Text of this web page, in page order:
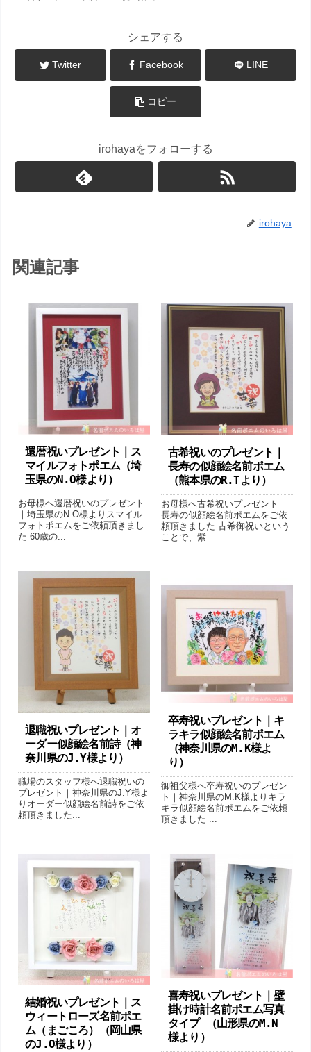
シェアする
Twitter Facebook LINE
コピー
irohayaをフォローする
irohaya
関連記事
還暦祝いプレゼント｜ス
マイルフォトポエム（埼
玉県のN.O様より ）
お母様へ還暦祝いのプレゼント
｜埼玉県のN.O様よりスマイル
フォトポエムをご依頼頂きまし
た 60歳の...
古希祝いのプレゼント｜
長寿の似顔絵名前ポエム
（熊本県のR.Tより ）
お母様へ古希祝いプレゼント｜
長寿の似顔絵名前ポエムをご依
頼頂きました 古希御祝いという
ことで、紫...
退職祝いプレゼント｜オ
ーダー似顔絵名前詩（神
奈川県のJ.Y様より ）
職場のスタッフ様へ退職祝いの
プレゼント｜神奈川県のJ.Y様よ
りオーダー似顔絵名前詩をご依
頼頂きました...
卒寿祝いプレゼント｜キ
ラキラ似顔絵名前ポエム
（神奈川県のM.K様よ
り）
御祖父様へ卒寿祝いのプレゼン
ト｜神奈川県のM.K様よりキラ
キラ似顔絵名前ポエムをご依頼
頂きました ...
結婚祝いプレゼント｜ス
ウィートローズ名前ポエ
ム （まごころ）（岡山県
のJ.O様より ）
喜寿祝いプレゼント｜壁
掛け時計名前ポエム写真
タイプ （山形県のM.N
様より ）